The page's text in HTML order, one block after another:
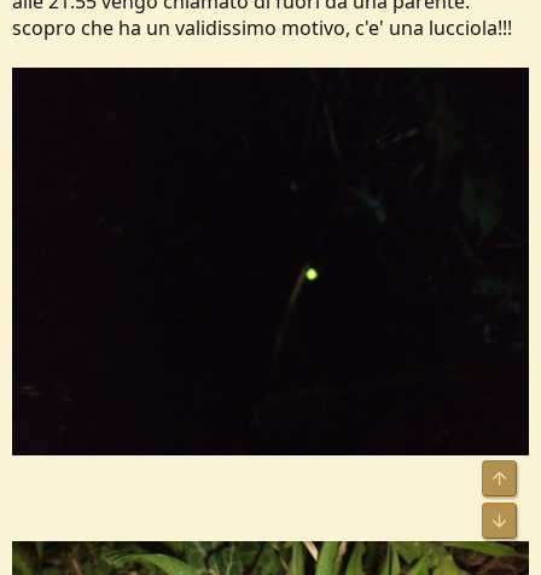
scopro che ha un validissimo motivo, c'e' una lucciola!!!